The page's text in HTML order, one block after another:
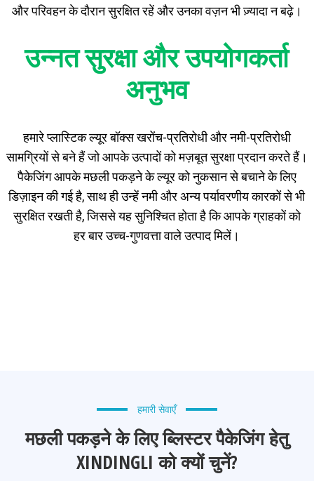
और परिवहन के दौरान सुरक्षित रहें और उनका वज़न भी ज़्यादा न बढ़े।
उन्नत सुरक्षा और उपयोगकर्ता
अनुभव
हमारे प्लास्टिक ल्यूर बॉक्स खरोंच-प्रतिरोधी और नमी-प्रतिरोधी
सामग्रियों से बने हैं जो आपके उत्पादों को मज़बूत सुरक्षा प्रदान करते हैं।
पैकेजिंग आपके मछली पकड़ने के ल्यूर को नुकसान से बचाने के लिए
डिज़ाइन की गई है, साथ ही उन्हें नमी और अन्य पर्यावरणीय कारकों से भी
सुरक्षित रखती है, जिससे यह सुनिश्चित होता है कि आपके ग्राहकों को
हर बार उच्च-गुणवत्ता वाले उत्पाद मिलें।
हमारी सेवाएँ
मछली पकड़ने के लिए ब्लिस्टर पैकेजिंग हेतु
XINDINGLI को क्यों चुनें?